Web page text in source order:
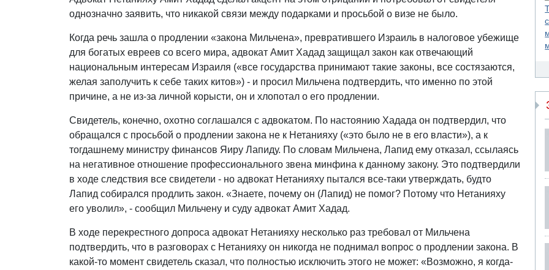
однозначно заявить, что никакой связи между подарками и просьбой о визе не было.
Когда речь зашла о продлении «закона Мильчена», превратившего Израиль в налоговое убежище
для богатых евреев со всего мира, адвокат Амит Хадад защищал закон как отвечающий
национальным интересам Израиля («все государства принимают такие законы, все состязаются,
желая заполучить к себе таких китов») - и просил Мильчена подтвердить, что именно по этой
причине, а не из-за личной корысти, он и хлопотал о его продлении.
Свидетель, конечно, охотно соглашался с адвокатом. По настоянию Хадада он подтвердил, что
обращался с просьбой о продлении закона не к Нетанияху («это было не в его власти»), а к
тогдашнему министру финансов Яиру Лапиду. По словам Мильчена, Лапид ему отказал, ссылаясь
на негативное отношение профессионального звена минфина к данному закону. Это подтвердили
в ходе следствия все свидетели - но адвокат Нетанияху пытался все-таки утверждать, будто
Лапид собирался продлить закон. «Знаете, почему он (Лапид) не помог? Потому что Нетанияху
его уволил», - сообщил Мильчену и суду адвокат Амит Хадад.
В ходе перекрестного допроса адвокат Нетанияху несколько раз требовал от Мильчена
подтвердить, что в разговорах с Нетанияху он никогда не поднимал вопрос о продлении закона. В
какой-то момент свидетель сказал, что полностью исключить этого не может: «Возможно, я когда-